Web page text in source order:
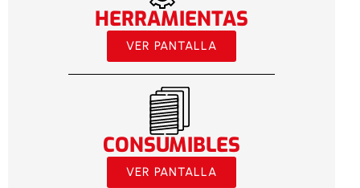
HERRAMIENTAS
VER PANTALLA
CONSUMIBLES
VER PANTALLA